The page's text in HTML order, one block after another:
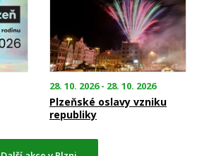
28. 10. 2026 - 28. 10. 2026
Plzeňské oslavy vzniku
republiky